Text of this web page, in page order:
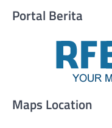
Portal Berita
Maps Location